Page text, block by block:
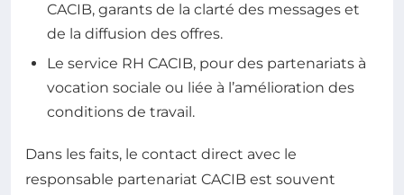
CACIB, garants de la clarté des messages et
de la diffusion des offres.
Le service RH CACIB, pour des partenariats à
vocation sociale ou liée à l’amélioration des
conditions de travail.
Dans les faits, le contact direct avec le
responsable partenariat CACIB est souvent